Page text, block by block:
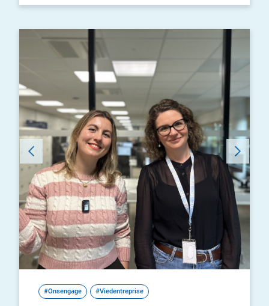
#Onsengage #Viedentreprise